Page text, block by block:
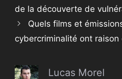
de la découverte de
Quels films et
cybercriminalité ont
Lucas Morel